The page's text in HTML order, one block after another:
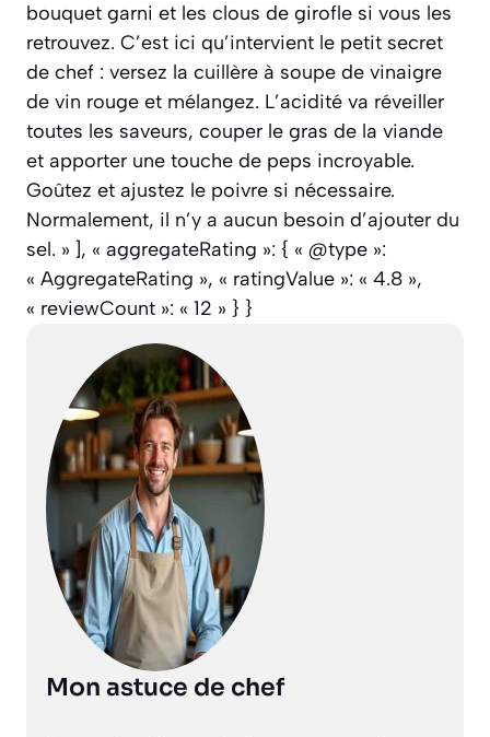
bouquet garni et les clous de girofle si vous les
retrouvez. C’est ici qu’intervient le petit secret
de chef : versez la cuillère à soupe de vinaigre
de vin rouge et mélangez. L’acidité va réveiller
toutes les saveurs, couper le gras de la viande
et apporter une touche de peps incroyable.
Goûtez et ajustez le poivre si nécessaire.
Normalement, il n’y a aucun besoin d’ajouter du
sel. » ], « aggregateRating »: { « @type »:
« AggregateRating », « ratingValue »: « 4.8 »,
« reviewCount »: « 12 » } }
Mon astuce de chef